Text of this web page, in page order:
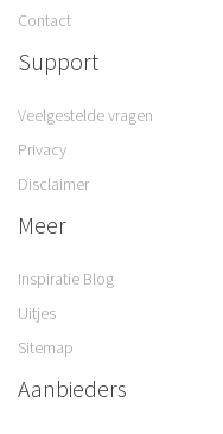
Contact
Support
Veelgestelde vragen
Privacy
Disclaimer
Meer
Inspiratie Blog
Uitjes
Sitemap
Aanbieders